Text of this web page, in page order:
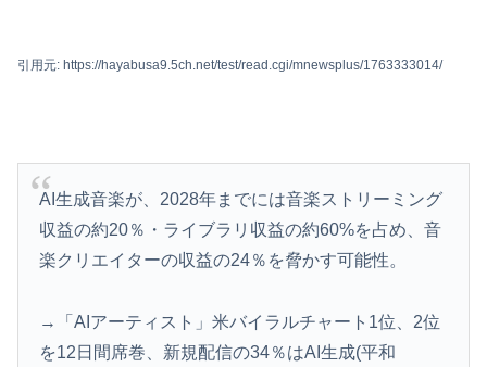
引用元: https://hayabusa9.5ch.net/test/read.cgi/mnewsplus/1763333014/
AI生成音楽が、2028年までには音楽ストリーミング
収益の約20％・ライブラリ収益の約60%を占め、音
楽クリエイターの収益の24％を脅かす可能性。
→「AIアーティスト」米バイラルチャート1位、2位
を12日間席巻、新規配信の34％はAI生成(平和